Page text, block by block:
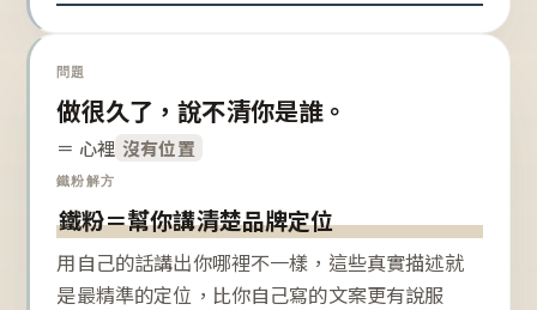
問題
做很久了，說不清你是誰。
＝ 心裡 沒有位置
鐵粉解方
鐵粉＝幫你講清楚品牌定位
用自己的話講出你哪裡不一樣，這些真實描述就
是最精準的定位，比你自己寫的文案更有說服